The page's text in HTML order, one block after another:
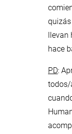
llevan
hace
PD:
todos/